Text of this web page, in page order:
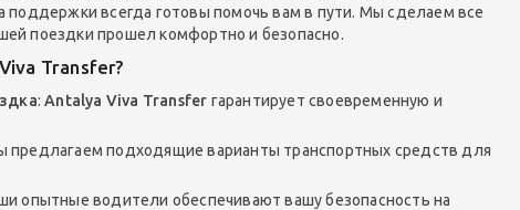
поддержки всегда готовы помочь вам в пути. Мы сделаем все
поездки прошел комфортно и безопасно.
Transfer?
:Antalya Viva Transfer гарантирует своевременную и
предлагаем подходящие варианты транспортных средств для
опытные водители обеспечивают вашу безопасность на